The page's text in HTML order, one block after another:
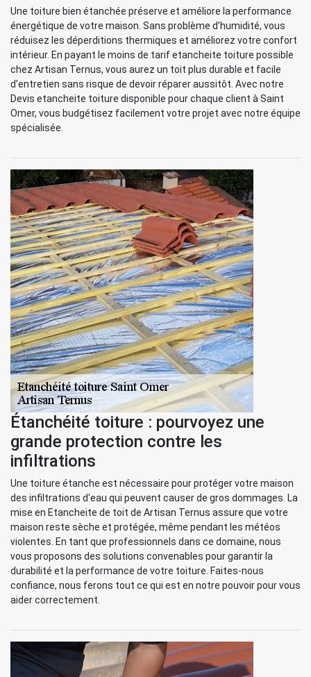
Une toiture bien étanchée préserve et améliore la performance
énergétique de votre maison. Sans problème d’humidité, vous
réduisez les déperditions thermiques et améliorez votre confort
intérieur. En payant le moins de tarif etancheite toiture possible
chez Artisan Ternus, vous aurez un toit plus durable et facile
d’entretien sans risque de devoir réparer aussitôt. Avec notre
Devis etancheite toiture disponible pour chaque client à Saint
Omer, vous budgétisez facilement votre projet avec notre équipe
spécialisée.
Étanchéité toiture : pourvoyez une
grande protection contre les
infiltrations
Une toiture étanche est nécessaire pour protéger votre maison
des infiltrations d'eau qui peuvent causer de gros dommages. La
mise en Etancheite de toit de Artisan Ternus assure que votre
maison reste sèche et protégée, même pendant les météos
violentes. En tant que professionnels dans ce domaine, nous
vous proposons des solutions convenables pour garantir la
durabilité et la performance de votre toiture. Faites-nous
confiance, nous ferons tout ce qui est en notre pouvoir pour vous
aider correctement.